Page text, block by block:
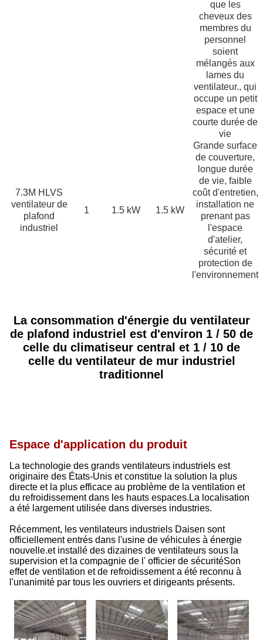
que les
cheveux des
membres du
personnel
soient
mélangés aux
lames du
ventilateur., qui
occupe un petit
espace et une
courte durée de
vie
7.3M HLVS
ventilateur de
plafond
industriel
1 1.5 kW 1.5 kW
Grande surface
de couverture,
longue durée
de vie, faible
coût d'entretien,
installation ne
prenant pas
l'espace
d'atelier,
sécurité et
protection de
l'environnement
La consommation d'énergie du ventilateur
de plafond industriel est d'environ 1 / 50 de
celle du climatiseur central et 1 / 10 de
celle du ventilateur de mur industriel
traditionnel
Espace d'application du produit
La technologie des grands ventilateurs industriels est
originaire des États-Unis et constitue la solution la plus
directe et la plus efficace au problème de la ventilation et
du refroidissement dans les hauts espaces.La localisation
a été largement utilisée dans diverses industries.
Récemment, les ventilateurs industriels Daisen sont
officiellement entrés dans l'usine de véhicules à énergie
nouvelle.et installé des dizaines de ventilateurs sous la
supervision et la compagnie de l' officier de sécuritéSon
effet de ventilation et de refroidissement a été reconnu à
l'unanimité par tous les ouvriers et dirigeants présents.